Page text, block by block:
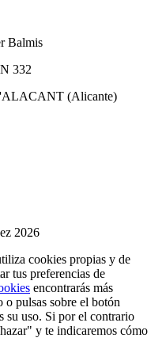
Balmis
332
(Alicante)
2026
cookies propias y de
tus preferencias de
encontrarás más
pulsas sobre el botón
su uso. Si por el contrario
y te indicaremos cómo